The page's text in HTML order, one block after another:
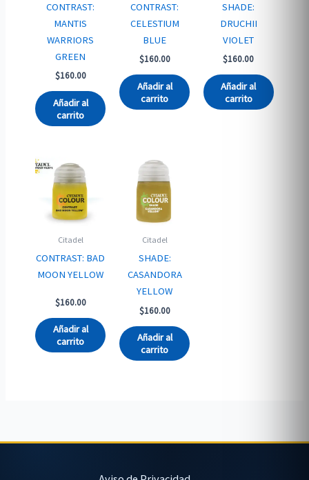
CONTRAST:
MANTIS
WARRIORS
GREEN
$160.00
Añadir al
carrito
CONTRAST:
CELESTIUM
BLUE
$160.00
Añadir al
carrito
SHADE:
DRUCHII
VIOLET
$160.00
Añadir al
carrito
Citadel
CONTRAST: BAD
MOON YELLOW
$160.00
Añadir al
carrito
Citadel
SHADE:
CASANDORA
YELLOW
$160.00
Añadir al
carrito